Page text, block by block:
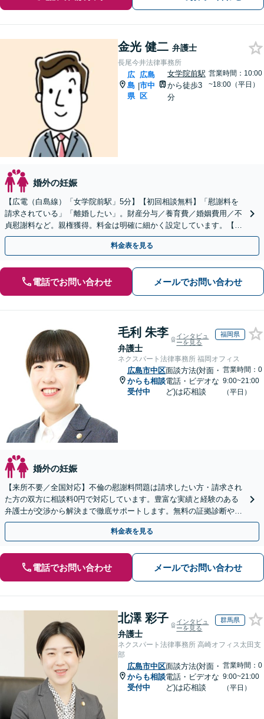
金光 健二 弁護士
長尾今井法律事務所
広
島
県
|
広島
市中
区
女学院前駅
から徒歩3
分
営業時間：10:00
~18:00（平日）
婚外の妊娠
【広電（白島線）「女学院前駅」5分】【初回相談無料】「慰謝料を
請求されている」「離婚したい」。財産分与／養育費／婚姻費用／不
貞慰謝料など。親権獲得。料金は明確に細かく設定しています。【休
日・夜間対応可】
料金表を見る
電話でお問い合わせ メールでお問い合わせ
毛利 朱李
弁護士
インタビュ
ーを見る
福岡県
ネクスパート法律事務所 福岡オフィス
広島市中区
からも相談
受付中
面談方法(対面・
電話・ビデオな
ど)は応相談
営業時間：0
9:00~21:00
（平日）
婚外の妊娠
【来所不要／全国対応】不倫の慰謝料問題は請求したい方・請求され
た方の双方に相談料0円で対応しています。豊富な実績と経験のある
弁護士が交渉から解決まで徹底サポートします。無料の証拠診断や着
手金の返還保証もありますので安心してご相談ください。
料金表を見る
電話でお問い合わせ メールでお問い合わせ
北澤 彩子
弁護士
インタビュ
ーを見る
群馬県
ネクスパート法律事務所 高崎オフィス太田支
部
広島市中区
からも相談
受付中
面談方法(対面・
電話・ビデオな
ど)は応相談
営業時間：0
9:00~21:00
（平日）